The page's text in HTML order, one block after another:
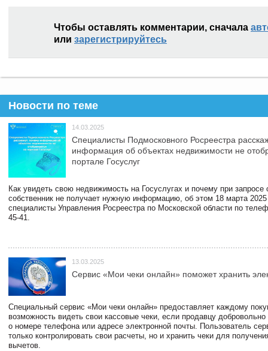
Чтобы оставлять комментарии, сначала
или зарегистрируйтесь
Новости по теме
14.03.2025
Специалисты Подмосковного Росреестра
информация об объектах недвижимости не
портале Госуслуг
Как увидеть свою недвижимость на Госуслугах и почему при запросе
собственник не получает нужную информацию, об этом 18 марта 2025
специалисты Управления Росреестра по Московской области по
45-41.
13.03.2025
Сервис «Мои чеки онлайн» поможет хранить
Специальный сервис «Мои чеки онлайн» предоставляет каждому
возможность видеть свои кассовые чеки, если продавцу
о номере телефона или адресе электронной почты. Пользователь
только контролировать свои расчеты, но и хранить чеки для
вычетов.